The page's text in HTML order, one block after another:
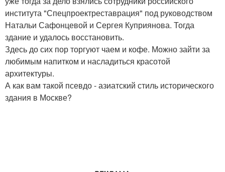
института "Спецпроектреставрация" под руководством
Натальи Сафонцевой и Сергея Куприянова. Тогда
здание и удалось восстановить.
Здесь до сих пор торгуют чаем и кофе. Можно зайти за
любимым напитком и насладиться красотой
архитектуры.
А как вам такой псевдо - азиатский стиль исторического
здания в Москве?